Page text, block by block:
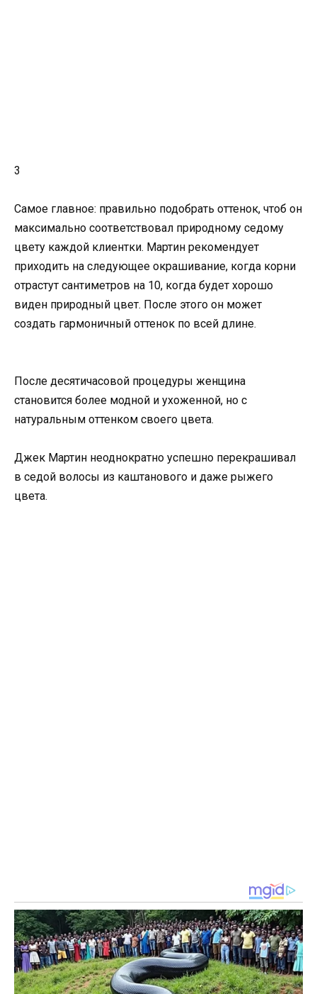
3
Самое главное: правильно подобрать оттенок, чтоб он
максимально соответствовал природному седому
цвету каждой клиентки. Мартин рекомендует
приходить на следующее окрашивание, когда корни
отрастут сантиметров на 10, когда будет хорошо
виден природный цвет. После этого он может
создать гармоничный оттенок по всей длине.
После десятичасовой процедуры женщина
становится более модной и ухоженной, но с
натуральным оттенком своего цвета.
Джек Мартин неоднократно успешно перекрашивал
в седой волосы из каштанового и даже рыжего
цвета.